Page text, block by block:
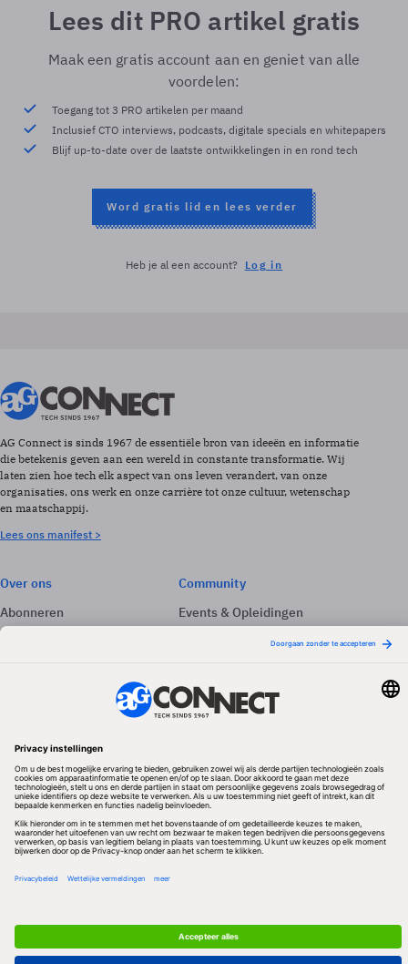
Lees dit PRO artikel gratis
Maak een gratis account aan en geniet van alle
voordelen:
Toegang tot 3 PRO artikelen per maand
Inclusief CTO interviews, podcasts, digitale specials en whitepapers
Blijf up-to-date over de laatste ontwikkelingen in en rond tech
Word gratis lid en lees verder
Heb je al een account? Log in
AG Connect is sinds 1967 de essentiële bron van ideeën en informatie
die betekenis geven aan een wereld in constante transformatie. Wij
laten zien hoe tech elk aspect van ons leven verandert, van onze
organisaties, ons werk en onze carrière tot onze cultuur, wetenschap
en maatschappij.
Lees ons manifest >
Over ons
Abonneren
Adverteren
Community
Events & Opleidingen
Volg ons
Redactionele partner
Algemene Voorwaarden & Copyrights